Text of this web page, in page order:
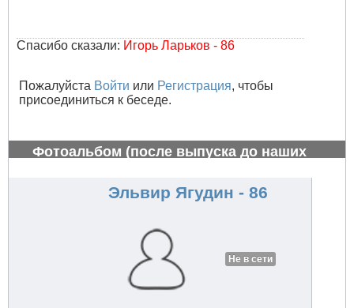
Спасибо сказали: Игорь Ларьков - 86
Пожалуйста Войти или Регистрация, чтобы
присоединиться к беседе.
Фотоальбом (после выпуска до наших
Эльвир Ягудин - 86
Не в сети